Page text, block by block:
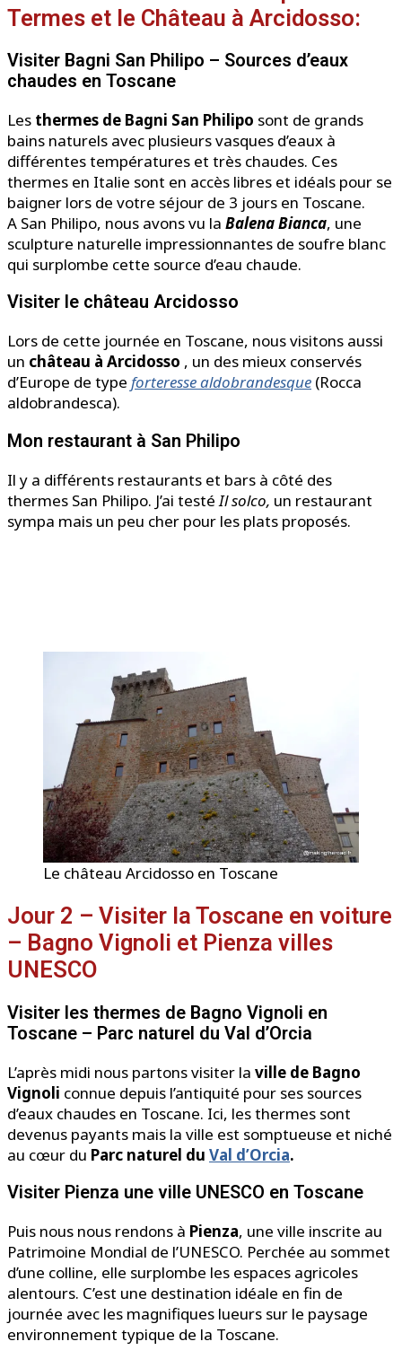
Termes et le Château à Arcidosso:
Visiter Bagni San Philipo – Sources d’eaux
chaudes en Toscane
Les thermes de Bagni San Philipo sont de grands
bains naturels avec plusieurs vasques d’eaux à
différentes températures et très chaudes. Ces
thermes en Italie sont en accès libres et idéals pour se
baigner lors de votre séjour de 3 jours en Toscane.
A San Philipo, nous avons vu la Balena Bianca, une
sculpture naturelle impressionnantes de soufre blanc
qui surplombe cette source d’eau chaude.
Visiter le château Arcidosso
Lors de cette journée en Toscane, nous visitons aussi
un château à Arcidosso , un des mieux conservés
d’Europe de type forteresse aldobrandesque (Rocca
aldobrandesca).
Mon restaurant à San Philipo
Il y a différents restaurants et bars à côté des
thermes San Philipo. J’ai testéIl solco, un restaurant
sympa mais un peu cher pour les plats proposés.
Le château Arcidosso en Toscane
Jour 2 – Visiter la Toscane en voiture
– Bagno Vignoli et Pienza villes
UNESCO
Visiter les thermes de Bagno Vignoli en
Toscane – Parc naturel du Val d’Orcia
L’après midi nous partons visiter la ville de Bagno
Vignoli connue depuis l’antiquité pour ses sources
d’eaux chaudes en Toscane. Ici, les thermes sont
devenus payants mais la ville est somptueuse et niché
au cœur du Parc naturel du Val d’Orcia.
Visiter Pienza une ville UNESCO en Toscane
Puis nous nous rendons à Pienza, une ville inscrite au
Patrimoine Mondial de l’UNESCO. Perchée au sommet
d’une colline, elle surplombe les espaces agricoles
alentours. C’est une destination idéale en fin de
journée avec les magnifiques lueurs sur le paysage
environnement typique de la Toscane.